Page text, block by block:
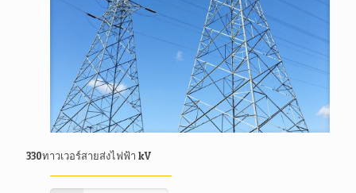
330ทาวเวอร์สายส่งไฟฟ้า kV